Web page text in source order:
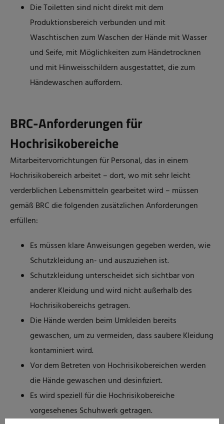
Die Toiletten sind nicht direkt mit dem
Produktionsbereich verbunden und mit
Waschtischen zum Waschen der Hände mit Wasser
und Seife, mit Möglichkeiten zum Händetrocknen
und mit Hinweisschildern ausgestattet, die zum
Händewaschen auffordern.
BRC-Anforderungen für
Hochrisikobereiche
Mitarbeitervorrichtungen für Personal, das in einem
Hochrisikobereich arbeitet – dort, wo mit sehr leicht
verderblichen Lebensmitteln gearbeitet wird – müssen
gemäß BRC die folgenden zusätzlichen Anforderungen
erfüllen:
Es müssen klare Anweisungen gegeben werden, wie
Schutzkleidung an- und auszuziehen ist.
Schutzkleidung unterscheidet sich sichtbar von
anderer Kleidung und wird nicht außerhalb des
Hochrisikobereichs getragen.
Die Hände werden beim Umkleiden bereits
gewaschen, um zu vermeiden, dass saubere Kleidung
kontaminiert wird.
Vor dem Betreten von Hochrisikobereichen werden
die Hände gewaschen und desinfiziert.
Es wird speziell für die Hochrisikobereiche
vorgesehenes Schuhwerk getragen.